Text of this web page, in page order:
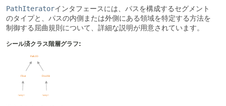
PathIteratorインタフェースには、パスを構成するセグメント
のタイプと、パスの内側または外側にある領域を特定する方法を
制御する屈曲規則について、詳細な説明が用意されています。
シール済クラス階層グラフ: